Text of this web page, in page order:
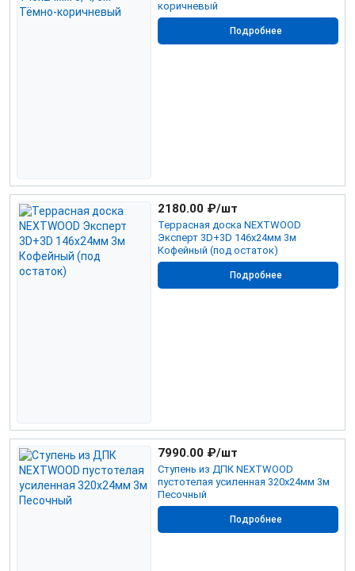
коричневый
Подробнее
Террасная доска NEXTWOOD
Эксперт 3D+3D 146х24мм 3м
Кофейный (под остаток)
2180.00 ₽/шт
Подробнее
Ступень из ДПК NEXTWOOD
пустотелая усиленная 320х24мм 3м
Песочный
7990.00 ₽/шт
Подробнее